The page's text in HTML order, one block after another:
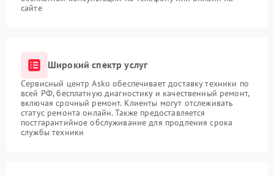
сайте
Широкий спектр услуг
Сервисный центр Asko обеспечивает доставку техники по
всей РФ, бесплатную диагностику и качественный ремонт,
включая срочный ремонт. Клиенты могут отслеживать
статус ремонта онлайн. Также предоставляется
постгарантийное обслуживание для продления срока
службы техники